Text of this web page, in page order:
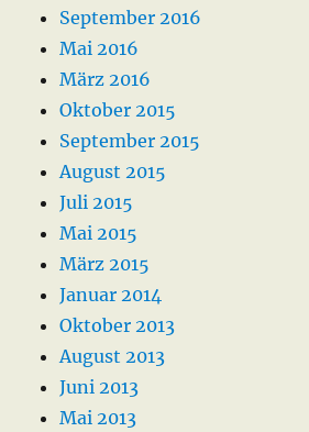
September 2016
Mai 2016
März 2016
Oktober 2015
September 2015
August 2015
Juli 2015
Mai 2015
März 2015
Januar 2014
Oktober 2013
August 2013
Juni 2013
Mai 2013